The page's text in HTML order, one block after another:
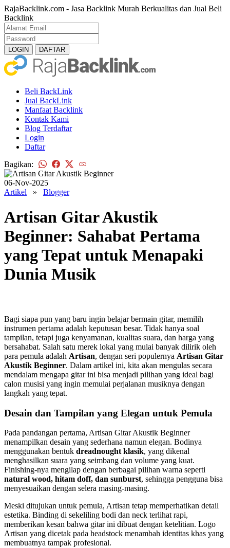
RajaBacklink.com - Jasa Backlink Murah Berkualitas dan Jual Beli
Backlink
Beli BackLink
Jual BackLink
Manfaat Backlink
Kontak Kami
Blog Terdaftar
Login
Daftar
Bagikan:
06-Nov-2025
Artikel » Blogger
Artisan Gitar Akustik
Beginner: Sahabat Pertama
yang Tepat untuk Menapaki
Dunia Musik
Bagi siapa pun yang baru ingin belajar bermain gitar, memilih
instrumen pertama adalah keputusan besar. Tidak hanya soal
tampilan, tetapi juga kenyamanan, kualitas suara, dan harga yang
bersahabat. Salah satu merek lokal yang mulai banyak dilirik oleh
para pemula adalah Artisan, dengan seri populernya Artisan Gitar
Akustik Beginner. Dalam artikel ini, kita akan mengulas secara
mendalam mengapa gitar ini bisa menjadi pilihan yang ideal bagi
calon musisi yang ingin memulai perjalanan musiknya dengan
langkah yang tepat.
Desain dan Tampilan yang Elegan untuk Pemula
Pada pandangan pertama, Artisan Gitar Akustik Beginner
menampilkan desain yang sederhana namun elegan. Bodinya
menggunakan bentuk dreadnought klasik, yang dikenal
menghasilkan suara yang seimbang dan volume yang kuat.
Finishing-nya mengilap dengan berbagai pilihan warna seperti
natural wood, hitam doff, dan sunburst, sehingga pengguna bisa
menyesuaikan dengan selera masing-masing.
Meski ditujukan untuk pemula, Artisan tetap memperhatikan detail
estetika. Binding di sekeliling bodi dan neck terlihat rapi,
memberikan kesan bahwa gitar ini dibuat dengan ketelitian. Logo
Artisan yang dicetak pada headstock menambah identitas khas yang
membuatnya tampak profesional.